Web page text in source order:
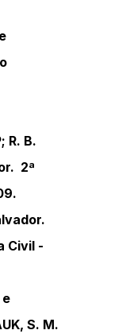
R. B.
2ª
Civil -
e
S. M.